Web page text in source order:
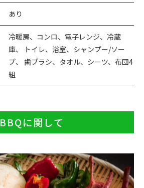
あり
冷暖房、コンロ、電子レンジ、冷蔵
庫、
トイレ、浴室、シャンプー/ソー
プ、
歯ブラシ、タオル、シーツ、布団4
組
BBQに関して